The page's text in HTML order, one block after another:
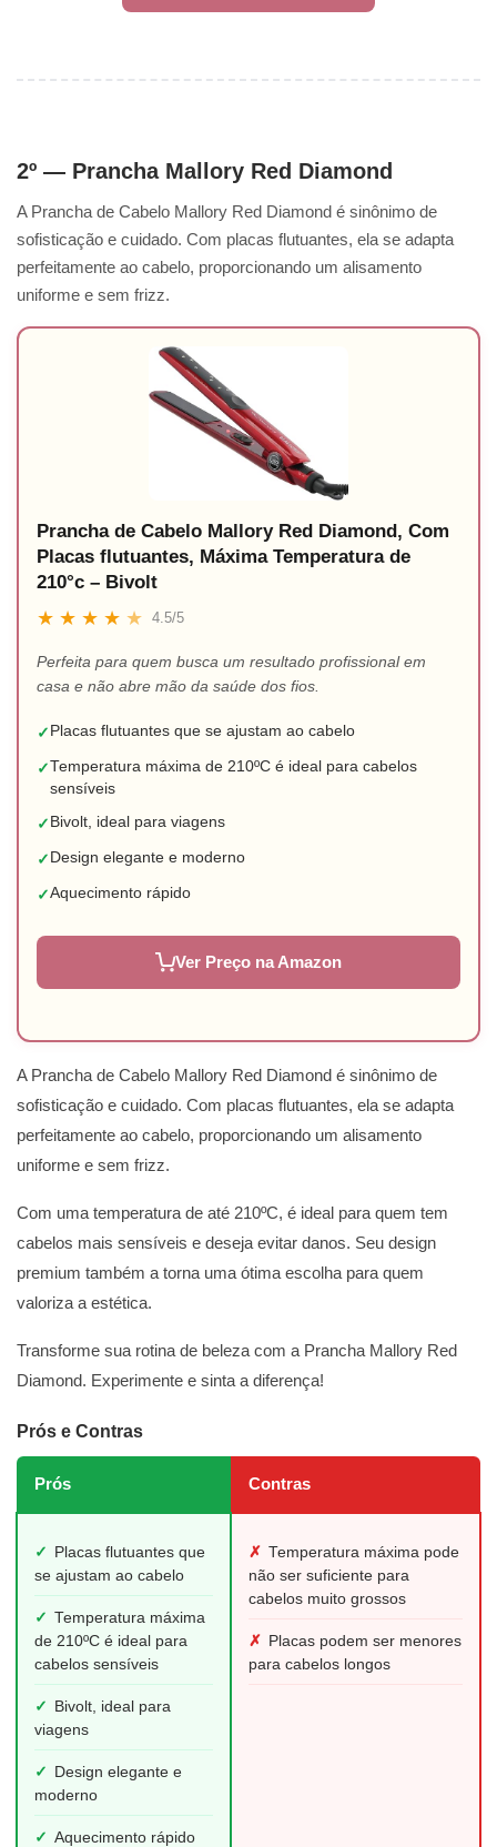
2º — Prancha Mallory Red Diamond
A Prancha de Cabelo Mallory Red Diamond é sinônimo de
sofisticação e cuidado. Com placas flutuantes, ela se adapta
perfeitamente ao cabelo, proporcionando um alisamento
uniforme e sem frizz.
Prancha de Cabelo Mallory Red Diamond, Com
Placas flutuantes, Máxima Temperatura de
210°c – Bivolt
★ ★ ★ ★ ★ 4.5/5
Perfeita para quem busca um resultado profissional em
casa e não abre mão da saúde dos fios.
✓ Placas flutuantes que se ajustam ao cabelo
✓Temperatura máxima de 210ºC é ideal para cabelos
sensíveis
✓ Bivolt, ideal para viagens
✓ Design elegante e moderno
✓Aquecimento rápido
Ver Preço na Amazon
A Prancha de Cabelo Mallory Red Diamond é sinônimo de
sofisticação e cuidado. Com placas flutuantes, ela se adapta
perfeitamente ao cabelo, proporcionando um alisamento
uniforme e sem frizz.
Com uma temperatura de até 210ºC, é ideal para quem tem
cabelos mais sensíveis e deseja evitar danos. Seu design
premium também a torna uma ótima escolha para quem
valoriza a estética.
Transforme sua rotina de beleza com a Prancha Mallory Red
Diamond. Experimente e sinta a diferença!
Prós e Contras
Prós Contras
✓ Placas flutuantes que
se ajustam ao cabelo
✓ Temperatura máxima
de 210ºC é ideal para
cabelos sensíveis
✓ Bivolt, ideal para
viagens
✓ Design elegante e
moderno
✓ Aquecimento rápido
✗ Temperatura máxima pode
não ser suficiente para
cabelos muito grossos
✗ Placas podem ser menores
para cabelos longos